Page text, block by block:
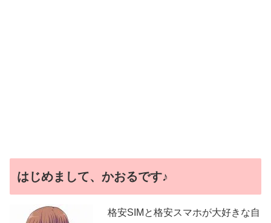
はじめまして、かおるです♪
格安SIMと格安スマホが大好きな自